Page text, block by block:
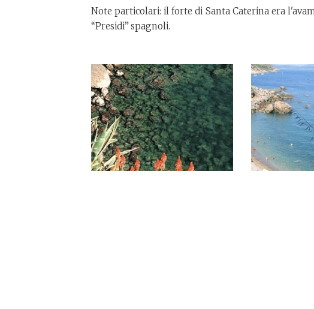
Note particolari: il forte di Santa Caterina era
“Presidi” spagnoli.